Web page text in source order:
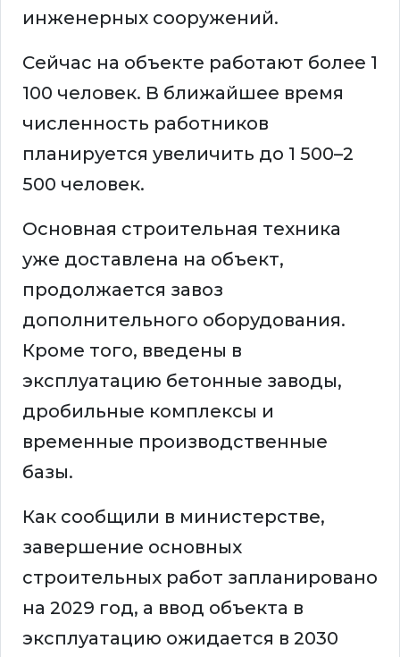
инженерных сооружений.
Сейчас на объекте работают более 1
100 человек. В ближайшее время
численность работников
планируется увеличить до 1 500–2
500 человек.
Основная строительная техника
уже доставлена на объект,
продолжается завоз
дополнительного оборудования.
Кроме того, введены в
эксплуатацию бетонные заводы,
дробильные комплексы и
временные производственные
базы.
Как сообщили в министерстве,
завершение основных
строительных работ запланировано
на 2029 год, а ввод объекта в
эксплуатацию ожидается в 2030